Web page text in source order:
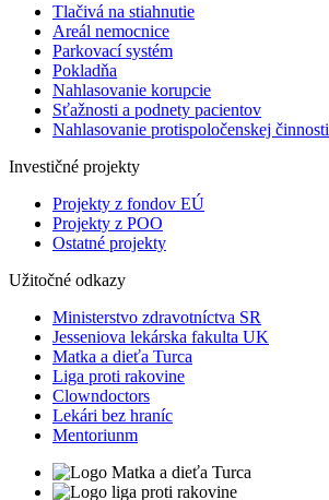
Tlačivá na stiahnutie
Areál nemocnice
Parkovací systém
Pokladňa
Nahlasovanie korupcie
Sťažnosti a podnety pacientov
Nahlasovanie protispoločenskej činnosti
Investičné projekty
Projekty z fondov EÚ
Projekty z POO
Ostatné projekty
Užitočné odkazy
Ministerstvo zdravotníctva SR
Jesseniova lekárska fakulta UK
Matka a dieťa Turca
Liga proti rakovine
Clowndoctors
Lekári bez hraníc
Mentoriunm